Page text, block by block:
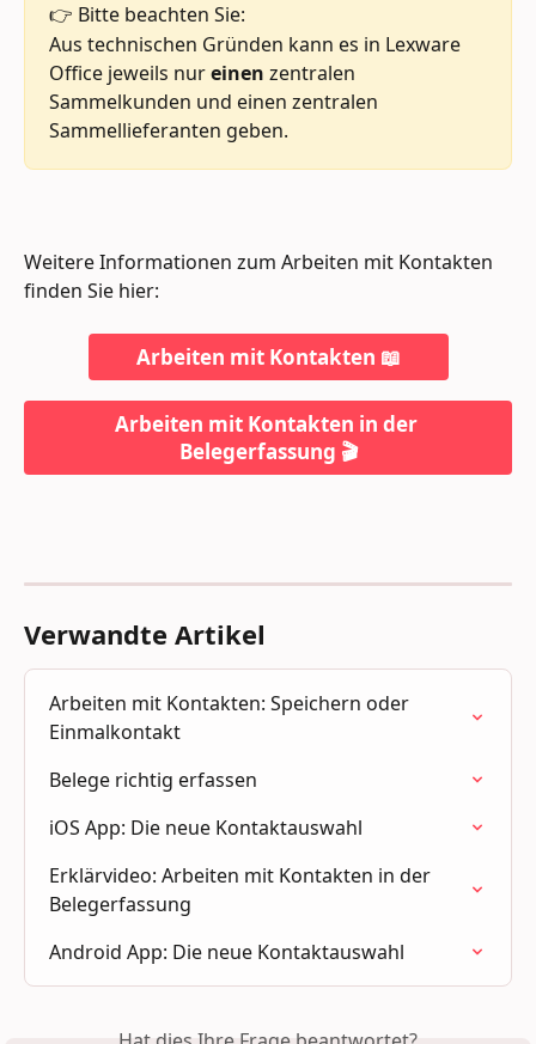
👉 Bitte beachten Sie:
Aus technischen Gründen kann es in Lexware
Office jeweils nur einen zentralen
Sammelkunden und einen zentralen
Sammellieferanten geben.
Weitere Informationen zum Arbeiten mit Kontakten
finden Sie hier:
Arbeiten mit Kontakten 📖
Arbeiten mit Kontakten in der
Belegerfassung 🎬
Verwandte Artikel
Arbeiten mit Kontakten: Speichern oder
Einmalkontakt
Belege richtig erfassen
iOS App: Die neue Kontaktauswahl
Erklärvideo: Arbeiten mit Kontakten in der
Belegerfassung
Android App: Die neue Kontaktauswahl